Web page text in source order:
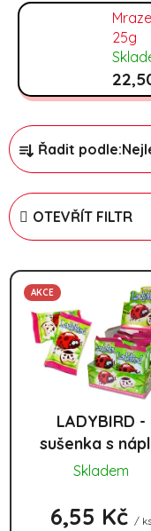
25g
Řazení
Řadit podle:
OTEVŘÍT FILTR
Výpis
AKCE
LADYBIRD -
sušenka s
25g
Skladem
6,55 Kč / ks